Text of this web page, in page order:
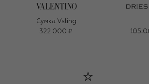
Сумка Vsling
322 000 ₽
105